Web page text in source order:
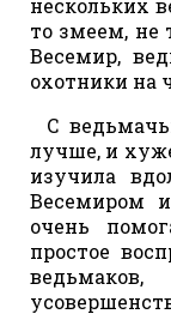
то змеем, не
Весемир,
охотники на
С
лучше, и
изучила
Весемиром
очень
простое